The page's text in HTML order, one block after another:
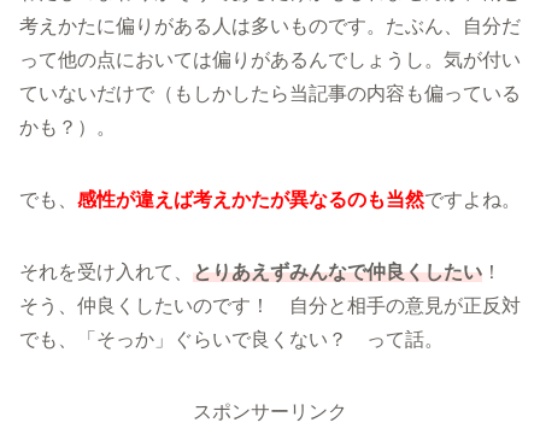
考えかたに偏りがある人は多いものです。たぶん、自分だ
って他の点においては偏りがあるんでしょうし。気が付い
ていないだけで（もしかしたら当記事の内容も偏っている
かも？）。
でも、 感性が違えば考えかたが異なるのも当然ですよね。
それを受け入れて、 とりあえずみんなで仲良くしたい ！
そう、仲良くしたいのです！ 自分と相手の意見が正反対
でも、「そっか」ぐらいで良くない？ って話。
スポンサーリンク